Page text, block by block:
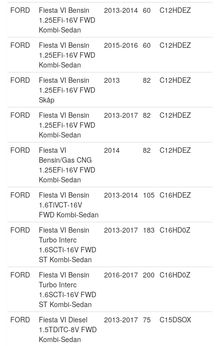
FORD
Fiesta VI Bensin
1.25EFi-16V FWD
Kombi-Sedan
2013-2014 60 C12HDEZ
FORD
Fiesta VI Bensin
1.25EFi-16V FWD
Kombi-Sedan
2015-2016 60 C12HDEZ
FORD
Fiesta VI Bensin
1.25EFi-16V FWD
Skåp
2013 82 C12HDEZ
FORD
Fiesta VI Bensin
1.25EFi-16V FWD
Kombi-Sedan
2013-2017 82 C12HDEZ
FORD
Fiesta VI
Bensin/Gas CNG
1.25EFi-16V FWD
Kombi-Sedan
2014 82 C12HDEZ
FORD
Fiesta VI Bensin
1.6TiVCT-16V
FWD Kombi-Sedan
2013-2014 105 C16HDEZ
FORD
Fiesta VI Bensin
Turbo Interc
1.6SCTi-16V FWD
ST Kombi-Sedan
2013-2017 183 C16HD0Z
FORD
Fiesta VI Bensin
Turbo Interc
1.6SCTi-16V FWD
ST Kombi-Sedan
2016-2017 200 C16HD0Z
FORD
Fiesta VI Diesel
1.5TDiTC-8V FWD
Kombi-Sedan
2013-2017 75 C15DSOX